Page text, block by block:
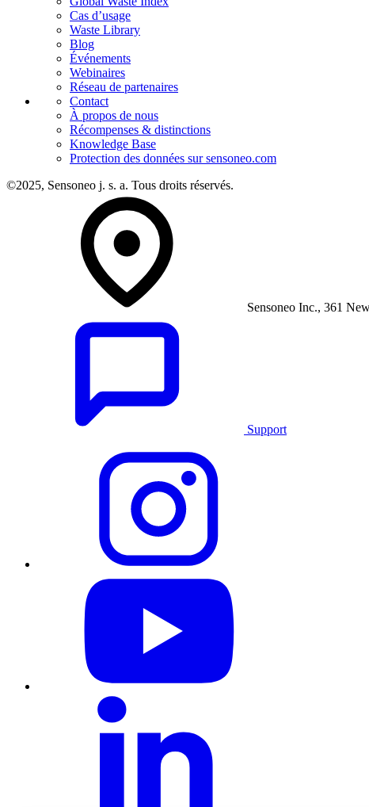
Cas d’usage
Waste Library
Blog
Événements
Webinaires
Réseau de partenaires
Contact
À propos de nous
Récompenses & distinctions
Knowledge Base
Protection des données sur sensoneo.com
©2025, Sensoneo j. s. a. Tous droits réservés.
Sensoneo Inc., 361
Support